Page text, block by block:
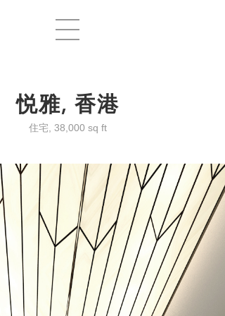
悦雅, 香港
住宅, 38,000 sq ft